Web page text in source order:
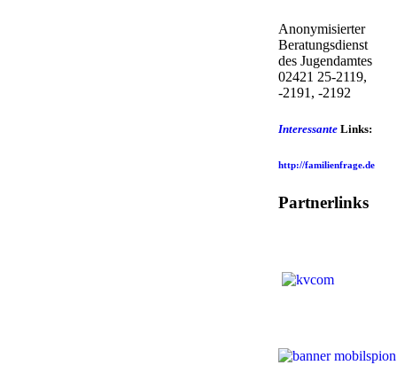
Anonymisierter
Beratungsdienst
des Jugendamtes
02421 25-2119,
-2191, -2192
InteressanteLinks:
http://familienfrage.de
Partnerlinks